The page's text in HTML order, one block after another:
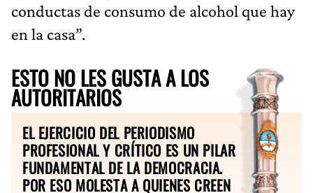
conductas de consumo de alcohol que hay
en la casa”.
ESTO NO LES GUSTA A LOS
AUTORITARIOS
EL EJERCICIO DEL PERIODISMO
PROFESIONAL Y CRÍTICO ES UN PILAR
FUNDAMENTAL DE LA DEMOCRACIA.
POR ESO MOLESTA A QUIENES CREEN